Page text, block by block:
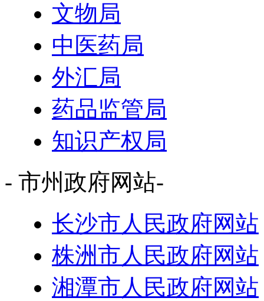
文物局
中医药局
外汇局
药品监管局
知识产权局
- 市州政府网站-
长沙市人民政府网站
株洲市人民政府网站
湘潭市人民政府网站